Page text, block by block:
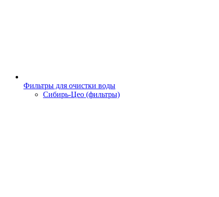
Фильтры для очистки воды
Сибирь-Цео (фильтры)